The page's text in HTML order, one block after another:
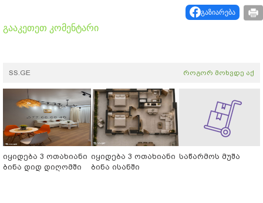
გაზიარება
გააკეთეთ კომენტარი
SS.GE როგორ მოხვდე აქ
იყიდება 3 ოთახიანი
ბინა დიდ დიღომში
იყიდება 3 ოთახიანი
ბინა ისანში
საწარმოს მუშა